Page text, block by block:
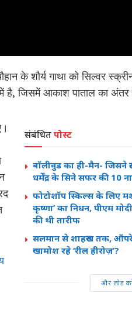
के शौर्य गाथा को सिल्वर
में है, जिसमें आकाश पाताल का अंतर
संबंधितपोस्ट
बॉलीवुड का ही-मैन- जिसने
धर्मेंद्र के सिने सफर की 10
फोटोशॉप स्किल्स के लिए
कृष्णा’ का निधन, पीएम
की थी तारीफ
सलमान से शाहरुख तक,
खामोश रहे ‘रील हीरोज़’?
और लोड